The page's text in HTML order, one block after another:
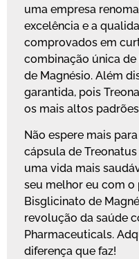
uma empresa
excelência e a
comprovados em
combinação única
de Magnésio. Além
garantida, pois
os mais altos
Não espere mais
cápsula de
uma vida mais
seu melhor eu com o
Bisglicinato de
revolução da saúde
Pharmaceuticals.
diferença que faz!